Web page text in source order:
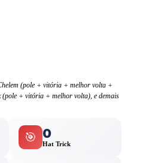
(pole + vitória + melhor volta +
+ vitória + melhor volta), e demais
🎯 0
Hat Trick